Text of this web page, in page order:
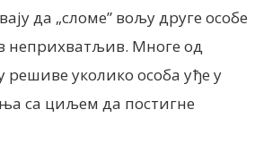
да „сломе” вољу друге особе
неприхватљив. Многе од
решиве уколико особа уђе у
са циљем да постигне